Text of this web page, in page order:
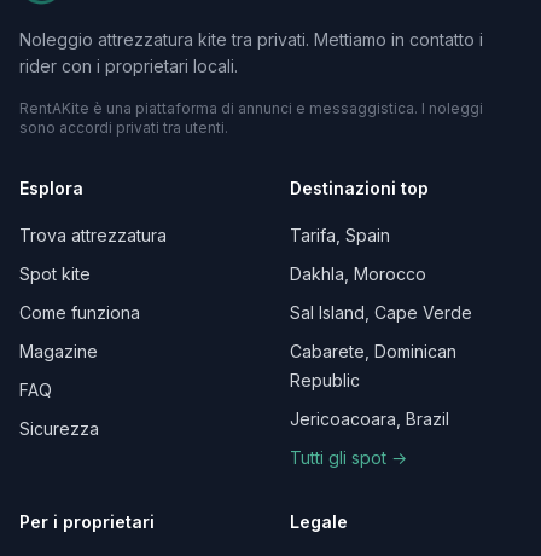
Noleggio attrezzatura kite tra privati. Mettiamo in contatto i
rider con i proprietari locali.
RentAKite è una piattaforma di annunci e messaggistica. I noleggi
sono accordi privati tra utenti.
Esplora
Trova attrezzatura
Spot kite
Come funziona
Magazine
FAQ
Sicurezza
Destinazioni top
Tarifa, Spain
Dakhla, Morocco
Sal Island, Cape Verde
Cabarete, Dominican
Republic
Jericoacoara, Brazil
Tutti gli spot →
Per i proprietari Legale